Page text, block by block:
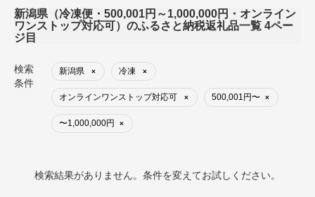
新潟県（冷凍便・500,001円～1,000,000円・オンライン
ワンストップ対応可）のふるさと納税返礼品一覧 4ペー
ジ目
検索
条件
新潟県 × 冷凍 ×
オンラインワンストップ対応可 × 500,001円〜 ×
〜1,000,000円 ×
検索結果がありません。条件を変えてお試しください。